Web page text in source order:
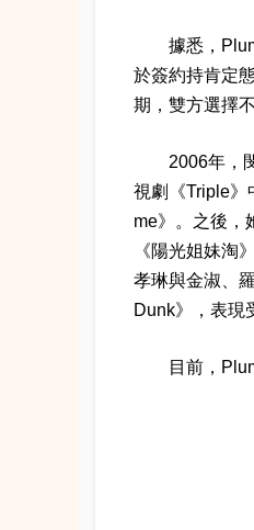
據悉，
於簽約持肯定
期，雙方選擇
2006年，
視劇《Triple》
me》。之後，
《陽光姐妹淘
孝琳與金淑、
Dunk》，表現
目前，